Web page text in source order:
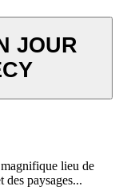
JOUR
lieu de
des paysages...